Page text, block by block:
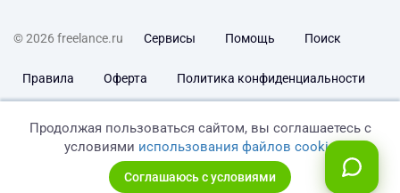
© 2026 freelance.ru Сервисы Помощь Поиск
Правила Оферта Политика конфиденциальности
Продолжая пользоваться сайтом, вы соглашаетесь с
условиями использования файлов cookie
Соглашаюсь с условиями